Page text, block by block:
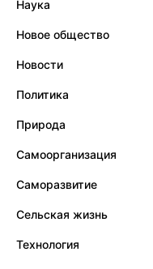
Наука
Новое общество
Новости
Политика
Природа
Самоорганизация
Саморазвитие
Сельская жизнь
Технология